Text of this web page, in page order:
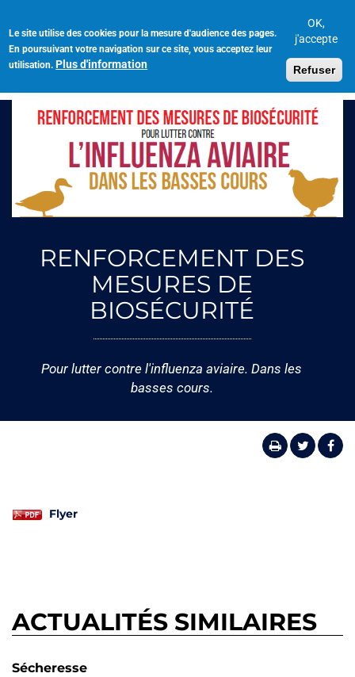
Le site utilise des cookies pour la mesure d'audience des pages.
En poursuivant votre navigation sur ce site, vous acceptez leur
utilisation. Plus d'information
OK,
j'accepte
Refuser
contenu
principal
RENFORCEMENT DES
MESURES DE
BIOSÉCURITÉ
Pour lutter contre l'influenza aviaire. Dans les
basses cours.
Flyer
ACTUALITÉS SIMILAIRES
Sécheresse